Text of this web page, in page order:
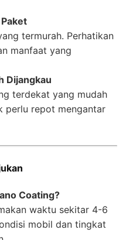
termurah. Perhatikan
manfaat yang
Dijangkau
terdekat yang mudah
perlu repot mengantar
Coating?
waktu sekitar 4-6
mobil dan tingkat